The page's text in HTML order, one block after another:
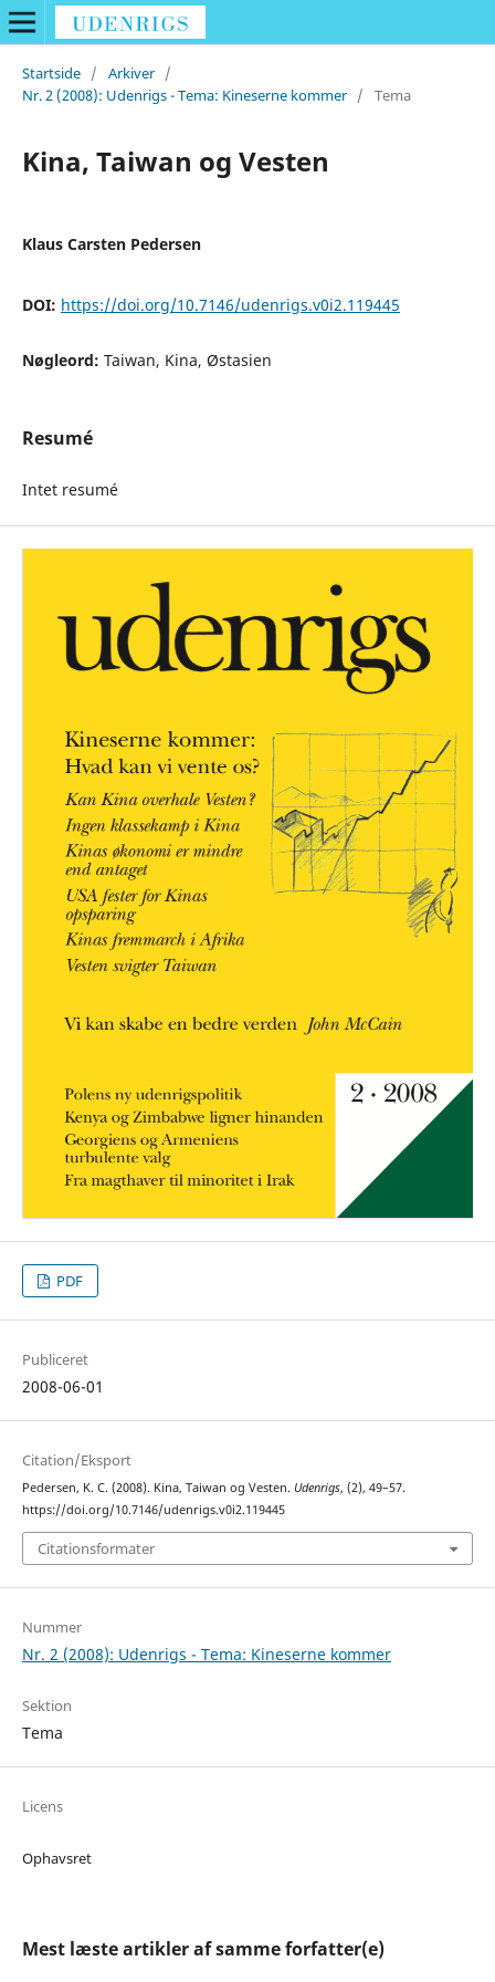
Startside / Arkiver /
Nr. 2 (2008): Udenrigs - Tema: Kineserne kommer / Tema
Kina, Taiwan og Vesten
Klaus Carsten Pedersen
DOI: https://doi.org/10.7146/udenrigs.v0i2.119445
Nøgleord: Taiwan, Kina, Østasien
Resumé
Intet resumé
PDF
Publiceret
2008-06-01
Citation/Eksport
Pedersen, K. C. (2008). Kina, Taiwan og Vesten. Udenrigs, (2), 49–57.
https://doi.org/10.7146/udenrigs.v0i2.119445
Citationsformater
Nummer
Nr. 2 (2008): Udenrigs - Tema: Kineserne kommer
Sektion
Tema
Licens
Ophavsret
Mest læste artikler af samme forfatter(e)